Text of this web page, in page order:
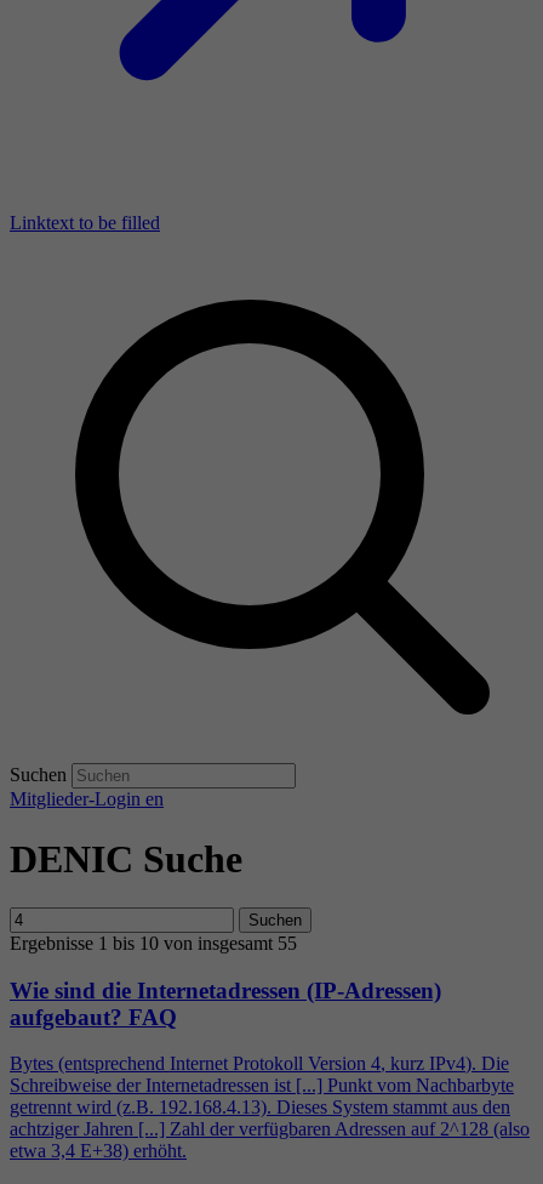
Linktext to be filled
Suchen
Mitglieder-Login en
DENIC Suche
Suchen
Ergebnisse 1 bis 10 von insgesamt 55
Wie sind die Internetadressen (IP-Adressen)
aufgebaut? FAQ
Bytes (entsprechend Internet Protokoll Version 4, kurz IPv4). Die
Schreibweise der Internetadressen ist [...] Punkt vom Nachbarbyte
getrennt wird (z.B. 192.168.4.13). Dieses System stammt aus den
achtziger Jahren [...] Zahl der verfügbaren Adressen auf 2^128 (also
etwa 3,4 E+38) erhöht.